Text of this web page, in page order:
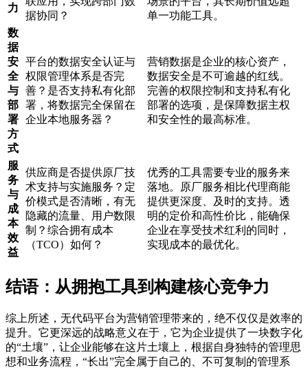
力
据协同？
单一功能工具。
数
据
安
全
与
部
署
方
式
平台的数据安全认证与
权限管理体系是否完
善？是否支持私有化部
署，将数据完全保留在
企业本地服务器？
营销数据是企业的核心资产，
数据安全是不可逾越的红线。
完善的权限控制和支持私有化
部署的选项，是保障数据主权
和安全性的最高标准。
服
务
与
成
本
效
益
供应商是否提供原厂技
术支持与实施服务？定
价模式是否清晰，有无
隐藏的流量、用户数限
制？综合拥有成本
（TCO）如何？
优秀的工具需要专业的服务来
落地。原厂服务相比代理商能
提供更深度、及时的支持。透
明的定价和高性价比，能确保
企业在享受技术红利的同时，
实现成本的最优化。
结语：从拥抱工具到构建核心竞争力
综上所述，无代码平台为营销管理带来的，绝不仅仅是效率的
提升。它更深远的战略意义在于，它为企业提供了一块数字化
的“土壤”，让企业能够在这片土壤上，根据自身独特的管理思
想和业务流程，“长出”完全属于自己的、不可复制的管理系